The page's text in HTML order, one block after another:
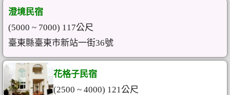
澄境民宿
(5000 ~ 7000) 117公尺
臺東縣臺東市新站一街36號
花格子民宿
(2500 ~ 4000) 121公尺